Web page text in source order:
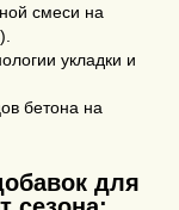
смеси на
укладки и
бетона на
для